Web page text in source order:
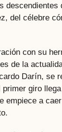
descendientes
del célebre
con su
de la
Darín, se
giro
empiece a